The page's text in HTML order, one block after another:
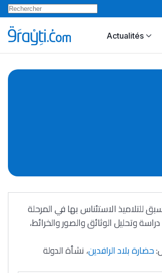
Actualités
للتلاميذ الاستئناس بها في المرحلة
وتحليل الوثائق والصور والخرائط،
حضارة بلاد الرافدين، نشأة الدولة